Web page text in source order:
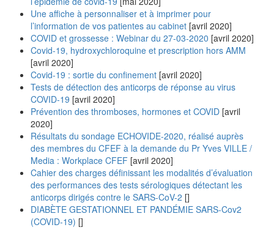
Une affiche à personnaliser et à imprimer pour
l’information de vos patientes au cabinet [avril 2020]
COVID et grossesse : Webinar du 27-03-2020 [avril 2020]
Covid-19, hydroxychloroquine et prescription hors AMM
[avril 2020]
Covid-19 : sortie du confinement [avril 2020]
Tests de détection des anticorps de réponse au virus
COVID-19 [avril 2020]
Prévention des thromboses, hormones et COVID [avril
2020]
Résultats du sondage ECHOVIDE-2020, réalisé auprès
des membres du CFEF à la demande du Pr Yves VILLE /
Media : Workplace CFEF [avril 2020]
Cahier des charges définissant les modalités d’évaluation
des performances des tests sérologiques détectant les
anticorps dirigés contre le SARS-CoV-2 []
DIABÈTE GESTATIONNEL ET PANDÉMIE SARS-Cov2
(COVID-19) []